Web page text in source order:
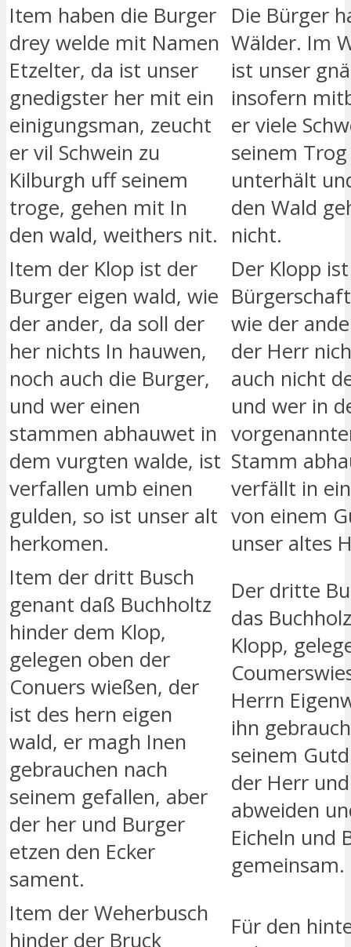
Item haben die Burger
drey welde mit Namen
Etzelter, da ist unser
gnedigster her mit ein
einigungsman, zeucht
er vil Schwein zu
Kilburgh uff seinem
troge, gehen mit In
den wald, weithers nit.
Die Bürger
Wälder. Im
ist unser
insofern
er viele
seinem
unterhält
den Wald
nicht.
Item der Klop ist der
Burger eigen wald, wie
der ander, da soll der
her nichts In hauwen,
noch auch die Burger,
und wer einen
stammen abhauwet in
dem vurgten walde, ist
verfallen umb einen
gulden, so ist unser alt
herkomen.
Der Klopp
wie der
der Herr
auch nicht
und wer in
Stamm
verfällt in
von einem
unser altes
Item der dritt Busch
genant daß Buchholtz
hinder dem Klop,
gelegen oben der
Conuers wießen, der
ist des hern eigen
wald, er magh Inen
gebrauchen nach
seinem gefallen, aber
der her und Burger
etzen den Ecker
sament.
Der dritte
das
Klopp,
Herrn
ihn
seinem
der Herr
abweiden
Eicheln und
gemeinsam.
Item der Weherbusch
hinder der Bruck
Für den